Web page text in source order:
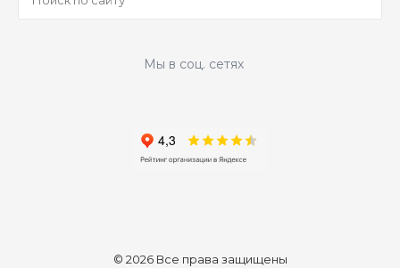
Мы в соц. сетях
© 2026 Все права защищены